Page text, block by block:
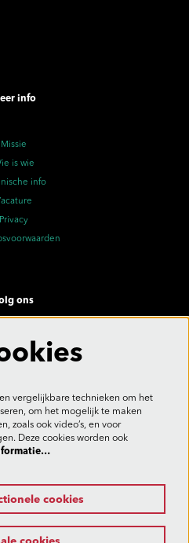
info
Missie
is wie
info
Privacy
ons
gebeurt in overeenstemming met de
vergelijkbare technieken om het
om het mogelijk te maken
zoals ook video’s, en voor
Deze cookies worden ook
cookies